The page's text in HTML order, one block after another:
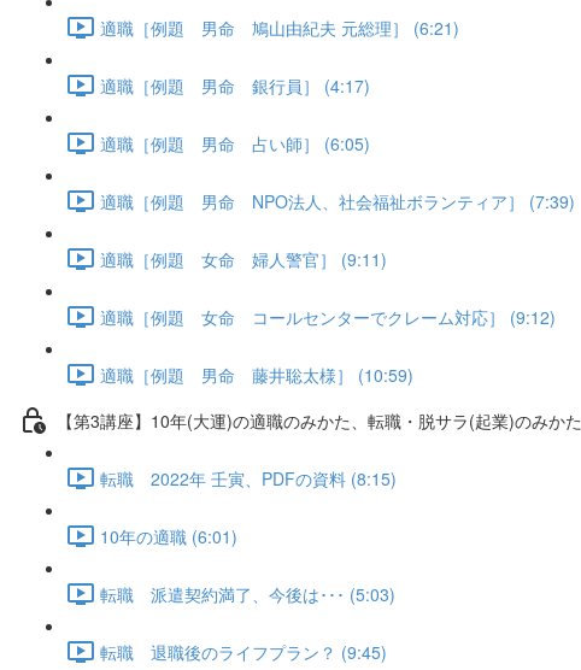
適職［例題 男命 鳩山由紀夫 元総理］ (6:21)
適職［例題 男命 銀行員］ (4:17)
適職［例題 男命 占い師］ (6:05)
適職［例題 男命 NPO法人、社会福祉ボランティア］ (7:39)
適職［例題 女命 婦人警官］ (9:11)
適職［例題 女命 コールセンターでクレーム対応］ (9:12)
適職［例題 男命 藤井聡太様］ (10:59)
【第3講座】10年(大運)の適職のみかた、転職・脱サラ(起業)のみかた
転職 2022年 壬寅、PDFの資料 (8:15)
10年の適職 (6:01)
転職 派遣契約満了、今後は･･･ (5:03)
転職 退職後のライフプラン？ (9:45)